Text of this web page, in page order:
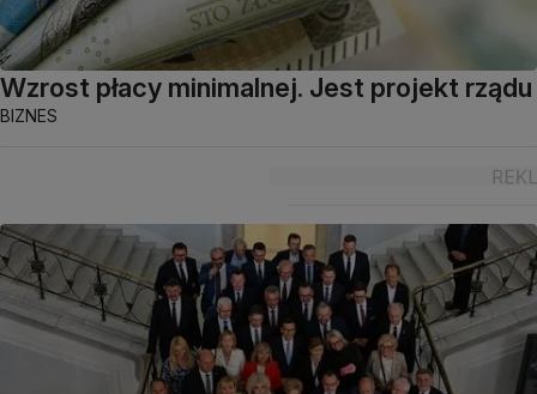
Wzrost płacy minimalnej. Jest projekt rządu
BIZNES